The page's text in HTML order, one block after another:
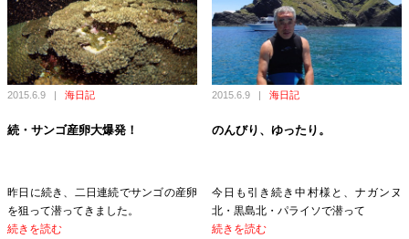
2015.6.9 | 海日記
続・サンゴ産卵大爆発！
昨日に続き、二日連続でサンゴの産卵
を狙って潜ってきました。
続きを読む
2015.6.9 | 海日記
のんびり、ゆったり。
今日も引き続き中村様と、ナガンヌ
北・黒島北・パライソで潜って
続きを読む